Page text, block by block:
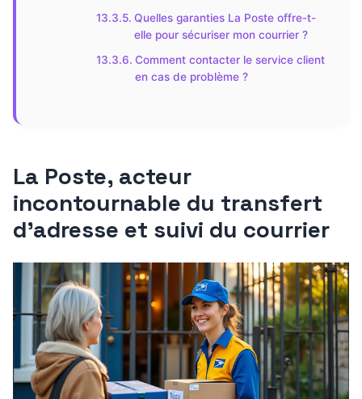
Quelles garanties La Poste offre-t-
elle pour sécuriser mon courrier ?
Comment contacter le service client
en cas de problème ?
La Poste, acteur
incontournable du transfert
d’adresse et suivi du courrier